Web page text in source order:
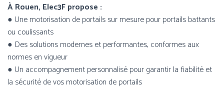
À Rouen, Elec3F propose :
● Une motorisation de portails sur mesure pour portails battants
ou coulissants
● Des solutions modernes et performantes, conformes aux
normes en vigueur
● Un accompagnement personnalisé pour garantir la fiabilité et
la sécurité de vos motorisation de portails